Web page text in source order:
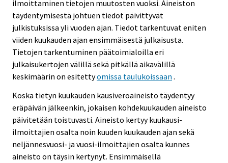
ilmoittaminen tietojen muutosten vuoksi. Aineiston
täydentymisestä johtuen tiedot päivittyvät
julkistuksissa yli vuoden ajan. Tiedot tarkentuvat eniten
viiden kuukauden ajan ensimmäisestä julkaisusta.
Tietojen tarkentuminen päätoimialoilla eri
julkaisukertojen välillä sekä pitkällä aikavälillä
keskimäärin on esitettyomissa taulukoissaan .
Koska tietyn kuukauden kausiveroaineisto täydentyy
eräpäivän jälkeenkin, jokaisen kohdekuukauden aineisto
päivitetään toistuvasti. Aineisto kertyy kuukausi-
ilmoittajien osalta noin kuuden kuukauden ajan sekä
neljännesvuosi- ja vuosi-ilmoittajien osalta kunnes
aineisto on täysin kertynyt. Ensimmäisellä